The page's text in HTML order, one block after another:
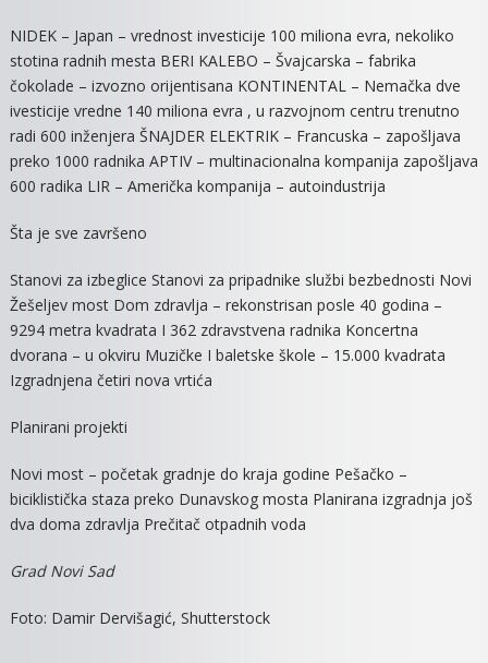
NIDEK – Japan – vrednost investicije 100 miliona evra, nekoliko
stotina radnih mesta BERI KALEBO – Švajcarska – fabrika
čokolade – izvozno orijentisana KONTINENTAL – Nemačka dve
ivesticije vredne 140 miliona evra , u razvojnom centru trenutno
radi 600 inženjera ŠNAJDER ELEKTRIK – Francuska – zapošljava
preko 1000 radnika APTIV – multinacionalna kompanija zapošljava
600 radika LIR – Američka kompanija – autoindustrija
Šta je sve završeno
Stanovi za izbeglice Stanovi za pripadnike službi bezbednosti Novi
Žešeljev most Dom zdravlja – rekonstrisan posle 40 godina –
9294 metra kvadrata I 362 zdravstvena radnika Koncertna
dvorana – u okviru Muzičke I baletske škole – 15.000 kvadrata
Izgradnjena četiri nova vrtića
Planirani projekti
Novi most – početak gradnje do kraja godine Pešačko –
biciklistička staza preko Dunavskog mosta Planirana izgradnja još
dva doma zdravlja Prečitač otpadnih voda
Grad Novi Sad
Foto: Damir Dervišagić, Shutterstock